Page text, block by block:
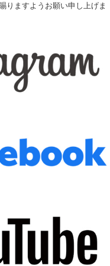
りますようお願い申し上げま